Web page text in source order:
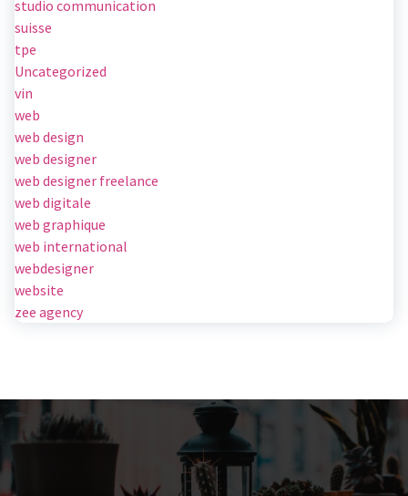
studio communication
suisse
tpe
Uncategorized
vin
web
web design
web designer
web designer freelance
web digitale
web graphique
web international
webdesigner
website
zee agency